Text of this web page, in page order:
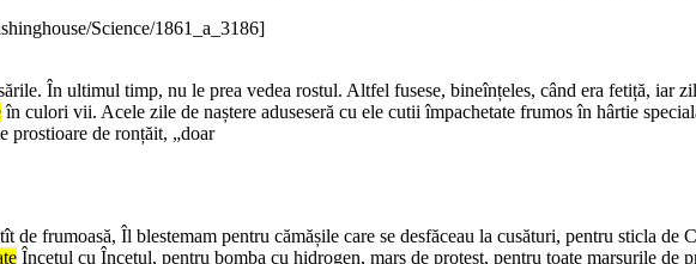
Science/1861_a_3186]
În ultimul timp, nu le prea vedea rostul. Altfel fusese, bineînțeles, când era fetiță, iar
în culori vii. Acele zile de naștere aduseseră cu ele cutii împachetate frumos în hârtie
prostioare de ronțăit, „doar
frumoasă, Îl blestemam pentru cămășile care se desfăceau la cusături, pentru sticla de
Încetul cu Încetul, pentru bomba cu hidrogen, marș de protest, pentru toate marșurile de